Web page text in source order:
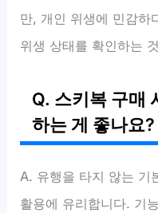
만, 개인 위생에 민감하
위생 상태를 확인하는
Q. 스키복 구매
하는 게 좋나요?
A. 유행을 타지 않는 기
활용에 유리합니다. 기